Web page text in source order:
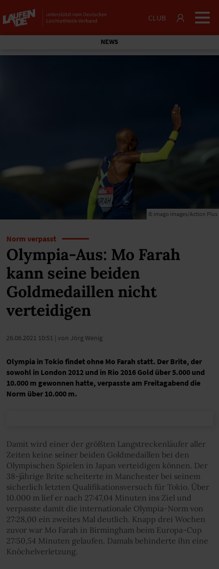
CLUB
NEWS
© imago images/Action Plus
Norm verpasst
Olympia-Aus: Mo Farah
kann seine beiden
Goldmedaillen nicht
verteidigen
26.06.2021 10:51 | von Jörg Wenig
Olympia in Tokio findet ohne Mo Farah statt. Der Brite, der
sowohl in London 2012 und in Rio 2016 Gold über 5.000 und
10.000 m gewonnen hatte, verpasste am Freitagabend die
Norm über 10.000 m.
Damit wird einer der größten Langstreckenläufer aller
Zeiten keine seiner beiden Goldmedaillen bei den
Olympischen Spielen in Japan verteidigen können. Der
38-jährige Brite scheiterte in Manchester bei seinem
sicherlich letzten Qualifikationsversuch für Tokio. Über
10.000 m lief er nach 27:47,04 Minuten ins Ziel und
verpasste damit die internationale Olympia-Norm von
27:28,00 ein zweites Mal deutlich. Knapp drei Wochen
zuvor war Mo Farah in Birmingham beim Europa-Cup
27:50,54 Minuten gelaufen. Damals behinderte ihn eine
Knöchelverletzung.